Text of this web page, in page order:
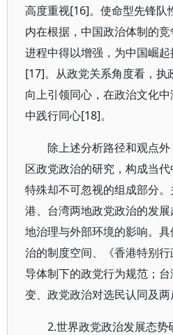
高度重视[16]。使命型先锋队
内在根据，中国政治体制的
进程中得以增强，为中国崛
[17]。从政党关系角度看，执
向上引领同心，在政治文化
中践行同心[18]。
除上述分析路径和观点
区政党政治的研究，构成当
特殊却不可忽视的组成部分
港、台湾两地政党政治的发
地治理与外部环境的影响。
治的制度空间、《香港特别
导体制下的政党行为规范；
变、政党政治对选民认同及两
2.世界政党政治发展态势